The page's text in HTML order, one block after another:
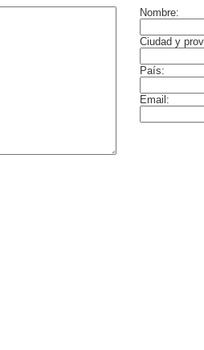
Nombre:
Ciudad y
País:
Email: